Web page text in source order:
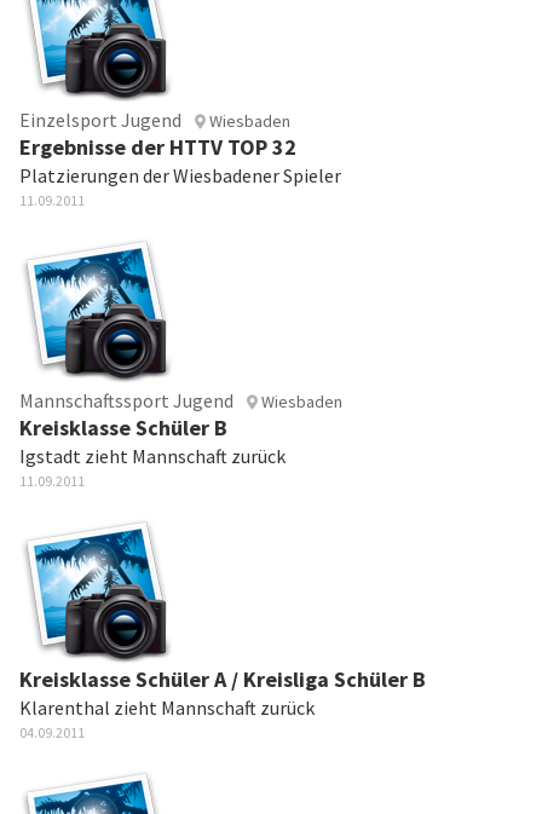
Einzelsport Jugend Wiesbaden
Ergebnisse der HTTV TOP 32
Platzierungen der Wiesbadener Spieler
11.09.2011
Mannschaftssport Jugend Wiesbaden
Kreisklasse Schüler B
Igstadt zieht Mannschaft zurück
11.09.2011
Kreisklasse Schüler A / Kreisliga Schüler B
Klarenthal zieht Mannschaft zurück
04.09.2011